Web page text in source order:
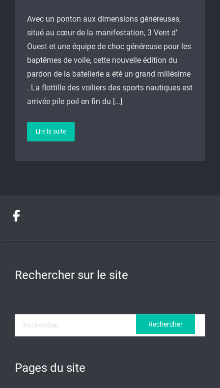
Avec un ponton aux dimensions généreuses,
situé au cœur de la manifestation, 3 Vent d’
Ouest et une équipe de choc généreuse pour les
baptêmes de voile, cette nouvelle édition du
pardon de la batellerie a été un grand millésime
. La flottille des voiliers des sports nautiques est
arrivée pile poil en fin du […]
Lire la suite
Rechercher sur le site
Pages du site